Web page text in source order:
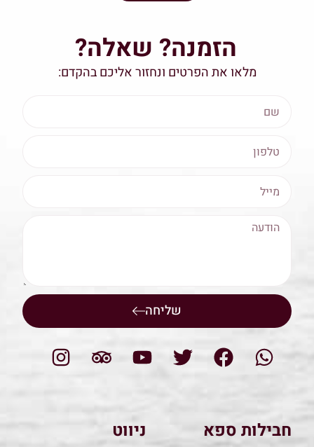
ניווט חבילות ספא
הזמנה? שאלה?
מלאו את הפרטים ונחזור אליכם בהקדם:
שליחה